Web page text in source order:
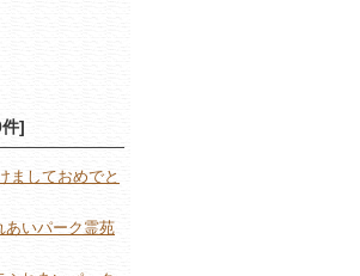
]
ましておめでと
いパーク霊苑